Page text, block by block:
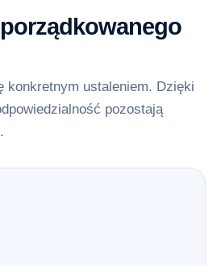
konkretnym ustaleniem. Dzięki
pozostają